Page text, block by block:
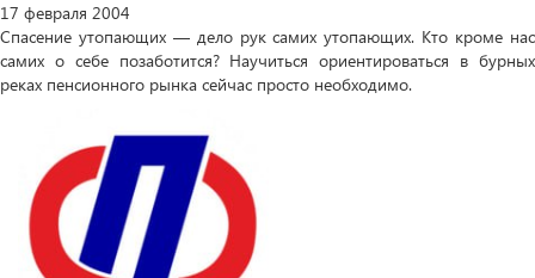
17 февраля 2004
Спасение утопающих — дело рук самих утопающих. Кто кроме нас
самих о себе позаботится? Научиться ориентироваться в бурных
реках пенсионного рынка сейчас просто необходимо.